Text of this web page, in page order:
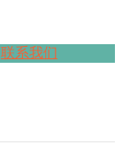
联系我们